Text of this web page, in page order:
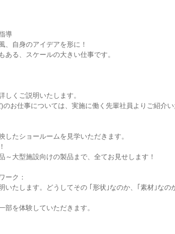
導
自身のアイデアを形に！
る、スケールの大きい仕事です。
しくご説明いたします。
お仕事については、実施に働く先輩社員よりご紹介い
したショールームを見学いただきます。
～大型施設向けの製品まで、全てお見せします！
ーク：
いたします。どうしてその ｢形状｣なのか、｢素材｣なの
部を体験していただきます。